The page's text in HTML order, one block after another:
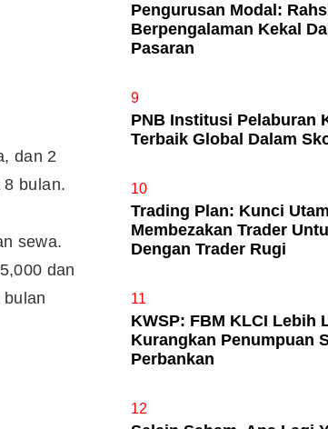
dan 2
bulan.
sewa.
dan
Pengurusan Modal:
Berpengalaman Kekal
Pasaran
9
PNB Institusi Pelaburan
Terbaik Global Dalam
10
Trading Plan: Kunci
Membezakan Trader
Dengan Trader Rugi
11
KWSP: FBM KLCI Lebih
Kurangkan Penumpuan
Perbankan
12